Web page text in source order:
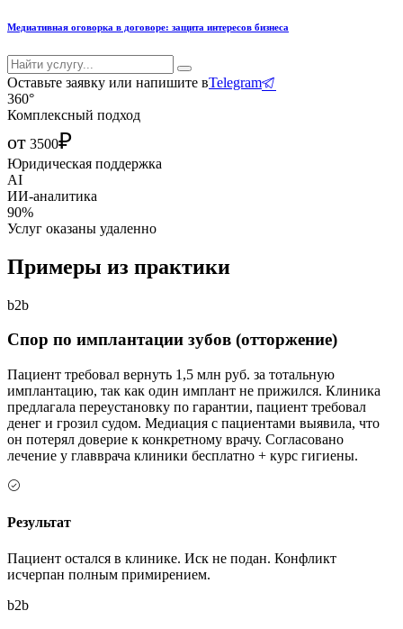
Медиативная оговорка в договоре: защита интересов бизнеса
Оставьте заявку или напишите вTelegram
360°
Комплексный подход
от 3500₽
Юридическая поддержка
AI
ИИ-аналитика
90%
Услуг оказаны удаленно
Примеры из практики
b2b
Спор по имплантации зубов (отторжение)
Пациент требовал вернуть 1,5 млн руб. за тотальную
имплантацию, так как один имплант не прижился. Клиника
предлагала переустановку по гарантии, пациент требовал
денег и грозил судом. Медиация с пациентами выявила, что
он потерял доверие к конкретному врачу. Согласовано
лечение у главврача клиники бесплатно + курс гигиены.
Результат
Пациент остался в клинике. Иск не подан. Конфликт
исчерпан полным примирением.
b2b